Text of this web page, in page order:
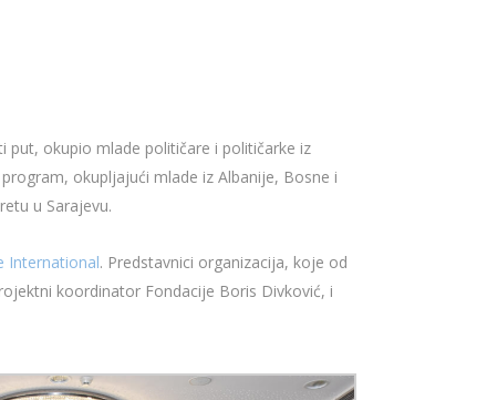
put, okupio mlade političare i političarke iz
okupljajući mlade iz Albanije, Bosne i
u Sarajevu.
International. Predstavnici organizacija, koje od
koordinator Fondacije Boris Divković, i